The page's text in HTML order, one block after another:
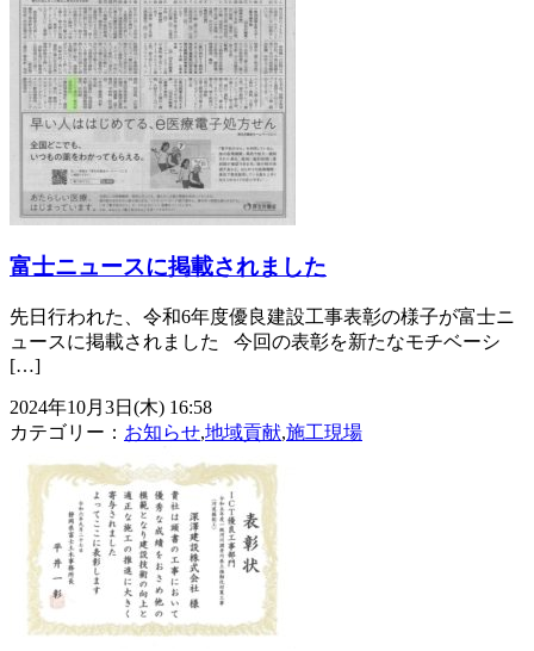
富士ニュースに掲載されました
先日行われた、令和6年度優良建設工事表彰の様子が富士ニ
ュースに掲載されました 今回の表彰を新たなモチベーシ
[…]
2024年10月3日(木) 16:58
カテゴリー： お知らせ,地域貢献,施工現場